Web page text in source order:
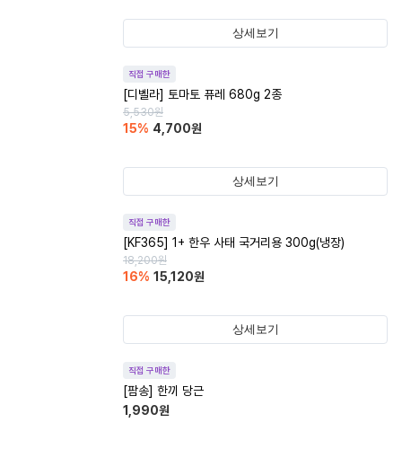
상세보기
직접 구매한
[디벨라] 토마토 퓨레 680g 2종
5,530원
15% 4,700원
상세보기
직접 구매한
[KF365] 1+ 한우 사태 국거리용 300g(냉장)
18,200원
16% 15,120원
상세보기
직접 구매한
[팜송] 한끼 당근
1,990원